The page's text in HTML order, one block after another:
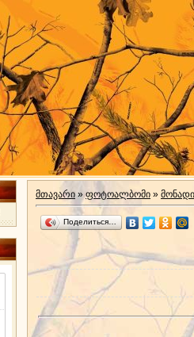
მთავარი » ფოტოალბომი »
Поделиться…